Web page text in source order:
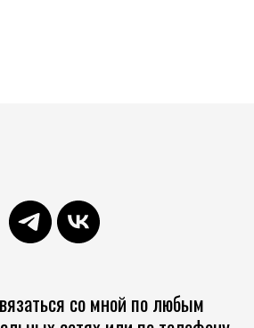
со мной по любым